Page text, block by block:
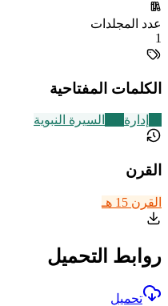
عدد المجلدات
1
الكلمات المفتاحية
إدارة السيرة النبوية
القرن
القرن 15 هـ
روابط التحميل
تحميل